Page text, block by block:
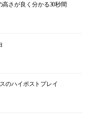
さが良く分かる30秒間
のハイポストプレイ